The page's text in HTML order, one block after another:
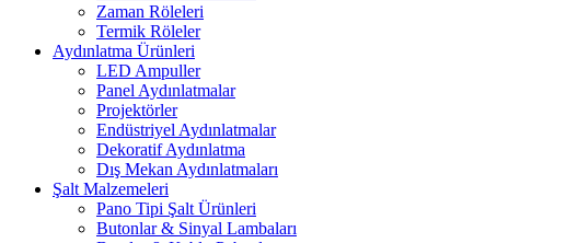
Zaman Röleleri
Termik Röleler
Aydınlatma Ürünleri
LED Ampuller
Panel Aydınlatmalar
Projektörler
Endüstriyel Aydınlatmalar
Dekoratif Aydınlatma
Dış Mekan Aydınlatmaları
Şalt Malzemeleri
Pano Tipi Şalt Ürünleri
Butonlar & Sinyal Lambaları